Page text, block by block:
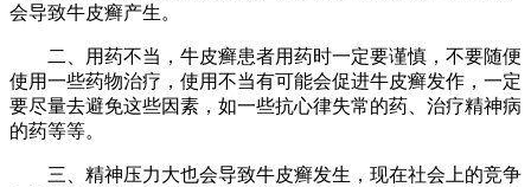
会导致牛皮癣产生。
二、用药不当，牛皮癣患者用药时一定要谨慎，不要随便
使用一些药物治疗，使用不当有可能会促进牛皮癣发作，一定
要尽量去避免这些因素，如一些抗心律失常的药、治疗精神病
的药等等。
三、精神压力大也会导致牛皮癣发生，现在社会上的竞争